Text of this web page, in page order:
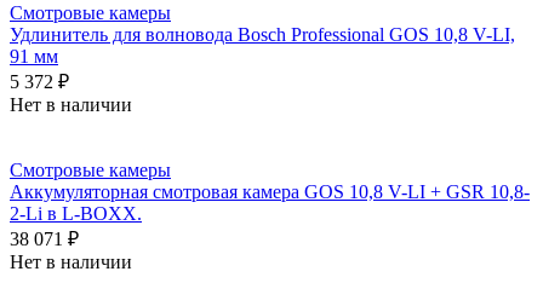
Смотровые камеры
Удлинитель для волновода Bosch Professional GOS 10,8 V-LI,
91 мм
5 372 ₽
Нет в наличии
Смотровые камеры
Аккумуляторная смотровая камера GOS 10,8 V-LI + GSR 10,8-
2-Li в L-BOXX.
38 071 ₽
Нет в наличии